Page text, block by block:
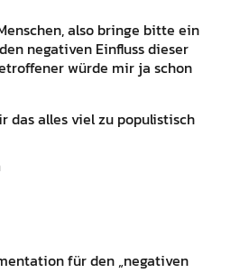
also bringe bitte ein
negativen Einfluss dieser
würde mir ja schon
das alles viel zu populistisch
für den „negativen